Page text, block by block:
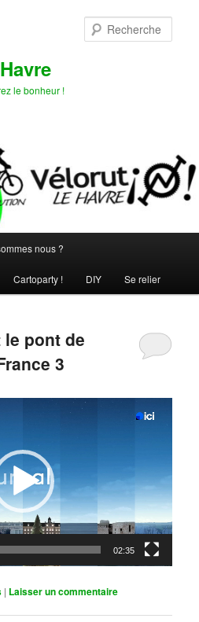
le bonheur !
nous ?
Cartoparty ! DIY Se relier
le pont de
3
02:35
| Laisser un commentaire